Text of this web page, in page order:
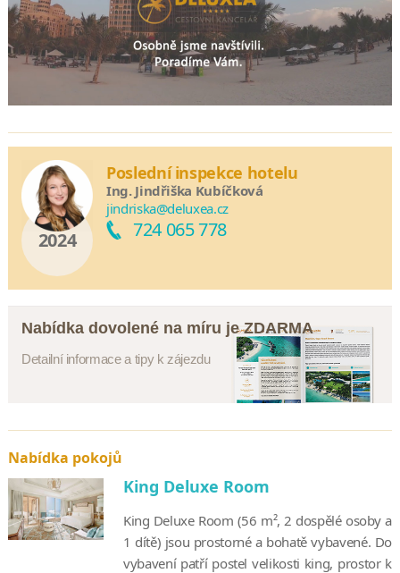
2024
Poslední inspekce hotelu
Ing. Jindřiška Kubíčková
jindriska@deluxea.cz
724 065 778
Nabídka dovolené na míru je ZDARMA
Detailní informace a tipy k zájezdu
Nabídka pokojů
King Deluxe Room
King Deluxe Room (56 m², 2 dospělé osoby a
1 dítě) jsou prostorné a bohatě vybavené. Do
vybavení patří postel velikosti king, prostor k